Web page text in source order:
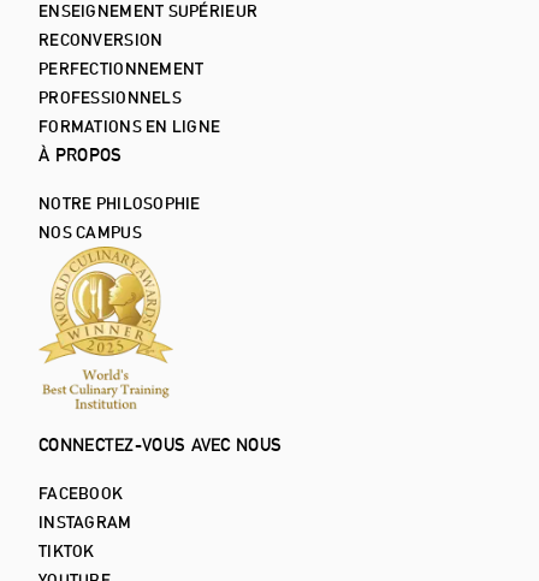
ENSEIGNEMENT SUPÉRIEUR
RECONVERSION
PERFECTIONNEMENT
PROFESSIONNELS
FORMATIONS EN LIGNE
À PROPOS
NOTRE PHILOSOPHIE
NOS CAMPUS
CONNECTEZ-VOUS AVEC NOUS
FACEBOOK
INSTAGRAM
TIKTOK